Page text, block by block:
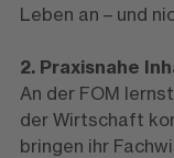
Leben an – und
2. Praxisnahe
An der FOM
der Wirtschaft
bringen ihr